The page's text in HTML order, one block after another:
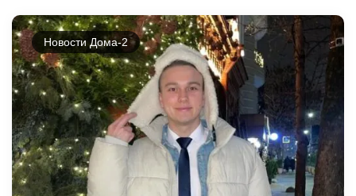
Новости Дома-2